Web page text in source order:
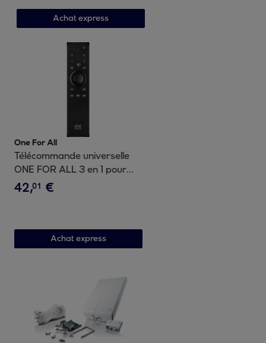
Achat express
One For All
Télécommande universelle
ONE FOR ALL 3 en 1 pour
Apple TV
42,01 €
Achat express